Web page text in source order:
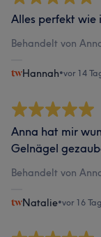
Alles perfekt wie
Behandelt von
Hannah•vor 14
Anna hat mir
Gelnägel
Behandelt von
Natalie•vor 16